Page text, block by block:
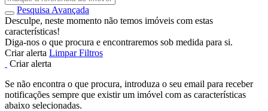
Pesquisa Avançada
Desculpe, neste momento não temos imóveis com estas
características!
Diga-nos o que procura e encontraremos sob medida para si.
Criar alerta Limpar Filtros
Criar alerta
Se não encontra o que procura, introduza o seu email para receber
notificações sempre que existir um imóvel com as características
abaixo selecionadas.